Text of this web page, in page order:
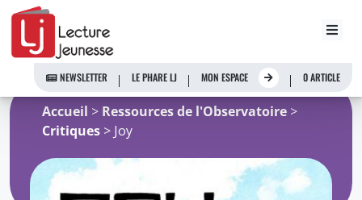
Aller
contenu
NEWSLETTER LE PHARE LJ MON ESPACE 0 ARTICLE
Accueil > Ressources de l'Observatoire >
Critiques > Joy